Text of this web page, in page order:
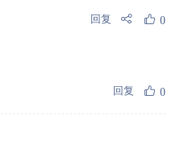
回复 0
回复 0